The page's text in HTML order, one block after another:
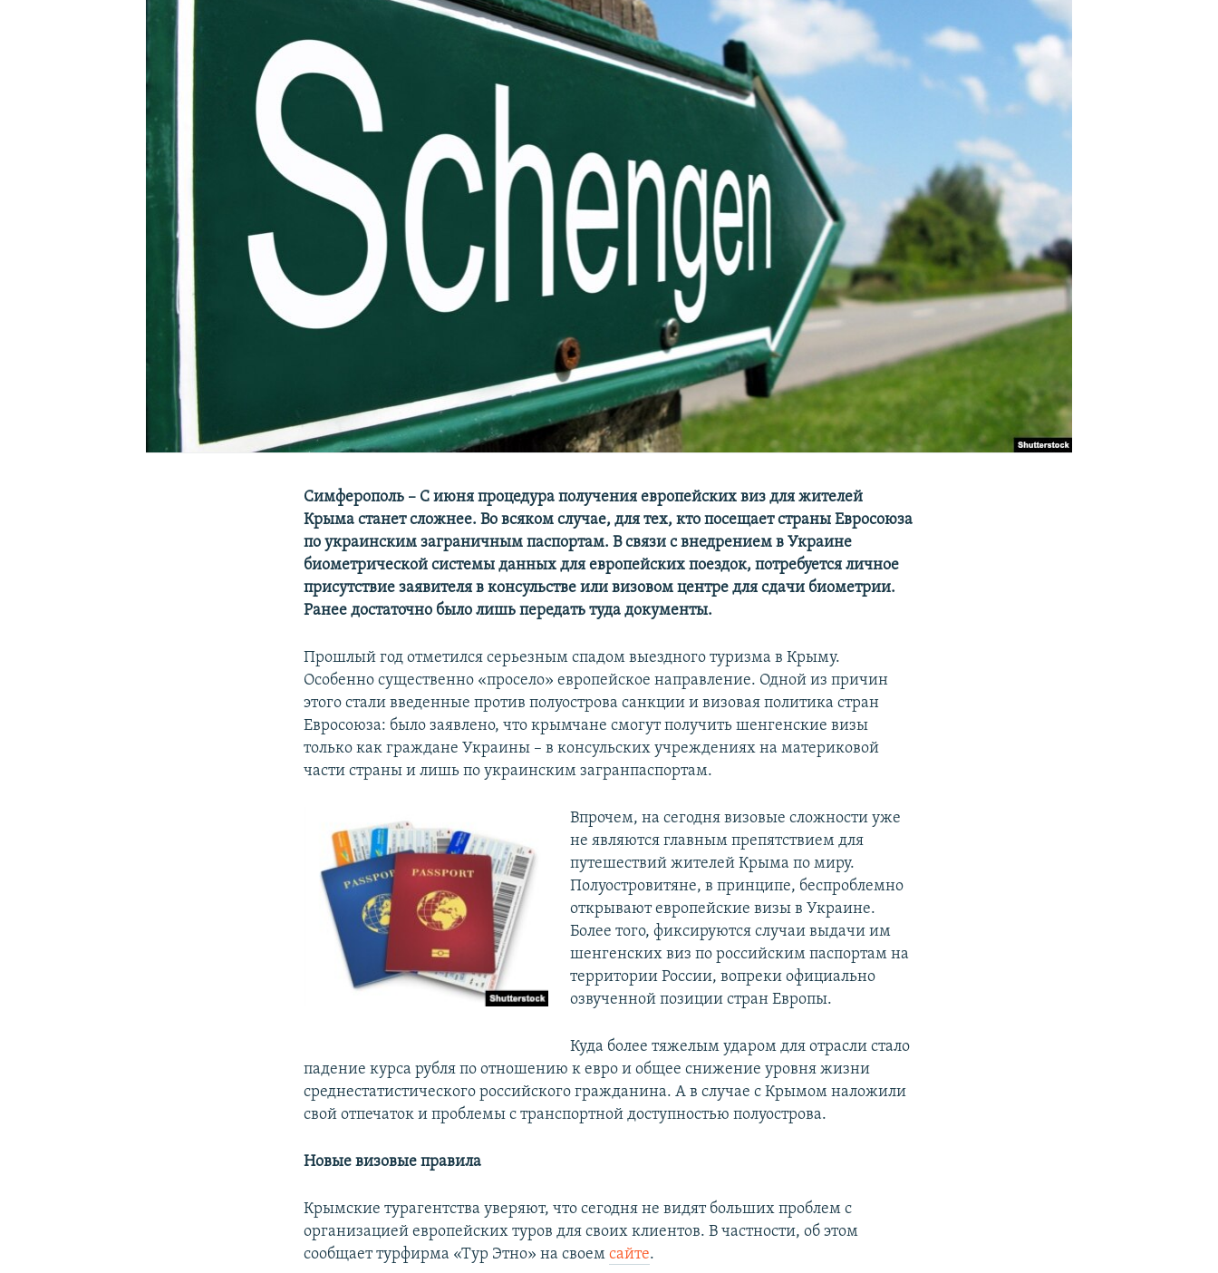
Симферополь – С июня процедура получения европейских виз для жителей
Крыма станет сложнее. Во всяком случае, для тех, кто посещает страны Евросоюза
по украинским заграничным паспортам. В связи с внедрением в Украине
биометрической системы данных для европейских поездок, потребуется личное
присутствие заявителя в консульстве или визовом центре для сдачи биометрии.
Ранее достаточно было лишь передать туда документы.
Прошлый год отметился серьезным спадом выездного туризма в Крыму.
Особенно существенно «просело» европейское направление. Одной из причин
этого стали введенные против полуострова санкции и визовая политика стран
Евросоюза: было заявлено, что крымчане смогут получить шенгенские визы
только как граждане Украины – в консульских учреждениях на материковой
части страны и лишь по украинским загранпаспортам.
Впрочем, на сегодня визовые сложности уже
не являются главным препятствием для
путешествий жителей Крыма по миру.
Полуостровитяне, в принципе, беспроблемно
открывают европейские визы в Украине.
Более того, фиксируются случаи выдачи им
шенгенских виз по российским паспортам на
территории России, вопреки официально
озвученной позиции стран Европы.
Куда более тяжелым ударом для отрасли стало
падение курса рубля по отношению к евро и общее снижение уровня жизни
среднестатистического российского гражданина. А в случае с Крымом наложили
свой отпечаток и проблемы с транспортной доступностью полуострова.
Новые визовые правила
Крымские турагентства уверяют, что сегодня не видят больших проблем с
организацией европейских туров для своих клиентов. В частности, об этом
сообщает турфирма «Тур Этно» на своемсайте.